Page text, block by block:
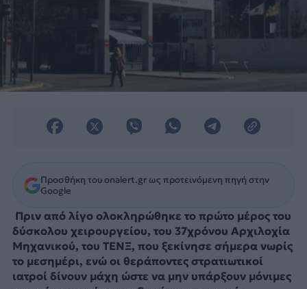
Προσθήκη του onalert.gr ως προτεινόμενη πηγή στην
Google
Πριν από λίγο ολοκληρώθηκε το πρώτο μέρος του
δύσκολου χειρουργείου, του 37χρόνου Αρχιλοχία
Μηχανικού, του ΤΕΝΞ, που ξεκίνησε σήμερα νωρίς
το μεσημέρι, ενώ οι θεράποντες στρατιωτικοί
ιατροί δίνουν μάχη ώστε να μην υπάρξουν μόνιμες